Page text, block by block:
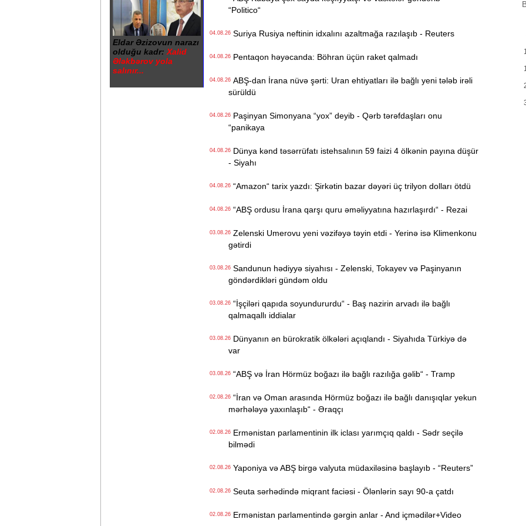
Eldar Əzizovun narazı
olduğu kadr: Xalid
Ələkbərov yola
salınır...
“Politico“
04.08.26Suriya Rusiya neftinin idxalını azaltmağa razılaşıb - Reuters
04.08.26Pentaqon həyəcanda: Böhran üçün raket qalmadı
04.08.26ABŞ-dan İrana nüvə şərti: Uran ehtiyatları ilə bağlı yeni tələb irəli
sürüldü
04.08.26Paşinyan Simonyana “yox” deyib - Qərb tərəfdaşları onu
“panikaya
04.08.26Dünya kənd təsərrüfatı istehsalının 59 faizi 4 ölkənin payına düşür
- Siyahı
04.08.26“Amazon“ tarix yazdı: Şirkətin bazar dəyəri üç trilyon dolları ötdü
04.08.26“ABŞ ordusu İrana qarşı quru əməliyyatına hazırlaşırdı“ - Rezai
03.08.26Zelenski Umerovu yeni vəzifəyə təyin etdi - Yerinə isə Klimenkonu
gətirdi
03.08.26Sandunun hədiyyə siyahısı - Zelenski, Tokayev və Paşinyanın
göndərdikləri gündəm oldu
03.08.26“İşçiləri qapıda soyundururdu“ - Baş nazirin arvadı ilə bağlı
qalmaqallı iddialar
03.08.26Dünyanın ən bürokratik ölkələri açıqlandı - Siyahıda Türkiyə də
var
03.08.26“ABŞ və İran Hörmüz boğazı ilə bağlı razılığa gəlib“ - Tramp
02.08.26“İran və Oman arasında Hörmüz boğazı ilə bağlı danışıqlar yekun
mərhələyə yaxınlaşıb“ - Əraqçı
02.08.26Ermənistan parlamentinin ilk iclası yarımçıq qaldı - Sədr seçilə
bilmədi
02.08.26Yaponiya və ABŞ birgə valyuta müdaxiləsinə başlayıb - “Reuters”
02.08.26Seuta sərhədində miqrant faciəsi - Ölənlərin sayı 90-a çatdı
02.08.26Ermənistan parlamentində gərgin anlar - And içmədilər+Video